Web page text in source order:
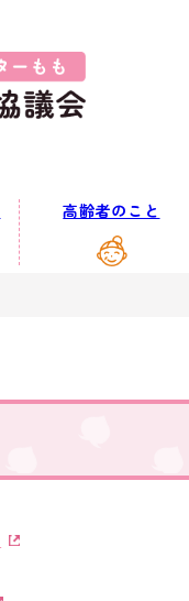
高齢者のこと